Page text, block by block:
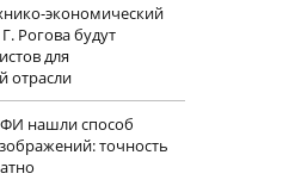
экономический
Рогова будут
для
отрасли
нашли способ
точность